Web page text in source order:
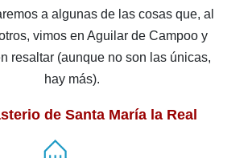
a algunas de las cosas que, al
vimos en Aguilar de Campoo y
resaltar (aunque no son las únicas,
hay más).
de Santa María la Real